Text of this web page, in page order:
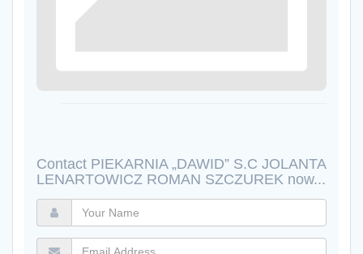
Contact PIEKARNIA „DAWID” S.C JOLANTA
LENARTOWICZ ROMAN SZCZUREK now...
Your
Name
Email